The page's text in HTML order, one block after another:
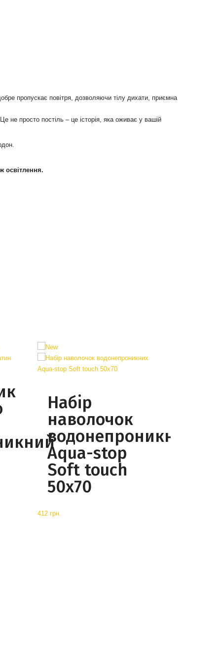
пропускає повітря, дозволяючи тілу дихати, приємна
просто постіль – це історія, яка оживає у вашій
освітлення.
Набір
наволочок
водонепроникних
Aqua-stop
Soft touch
50x70
412 грн.